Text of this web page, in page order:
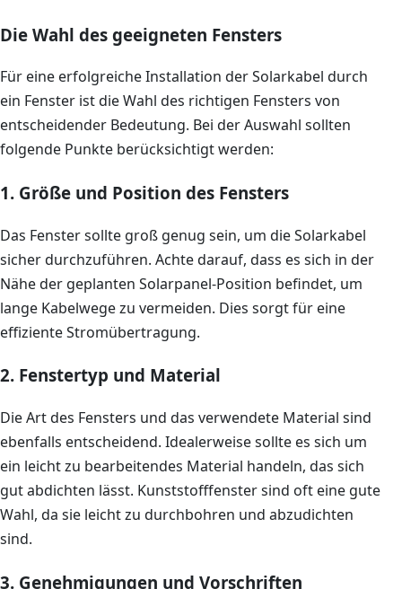
Die Wahl des geeigneten Fensters
Für eine erfolgreiche Installation der Solarkabel durch
ein Fenster ist die Wahl des richtigen Fensters von
entscheidender Bedeutung. Bei der Auswahl sollten
folgende Punkte berücksichtigt werden:
1. Größe und Position des Fensters
Das Fenster sollte groß genug sein, um die Solarkabel
sicher durchzuführen. Achte darauf, dass es sich in der
Nähe der geplanten Solarpanel-Position befindet, um
lange Kabelwege zu vermeiden. Dies sorgt für eine
effiziente Stromübertragung.
2. Fenstertyp und Material
Die Art des Fensters und das verwendete Material sind
ebenfalls entscheidend. Idealerweise sollte es sich um
ein leicht zu bearbeitendes Material handeln, das sich
gut abdichten lässt. Kunststofffenster sind oft eine gute
Wahl, da sie leicht zu durchbohren und abzudichten
sind.
3. Genehmigungen und Vorschriften